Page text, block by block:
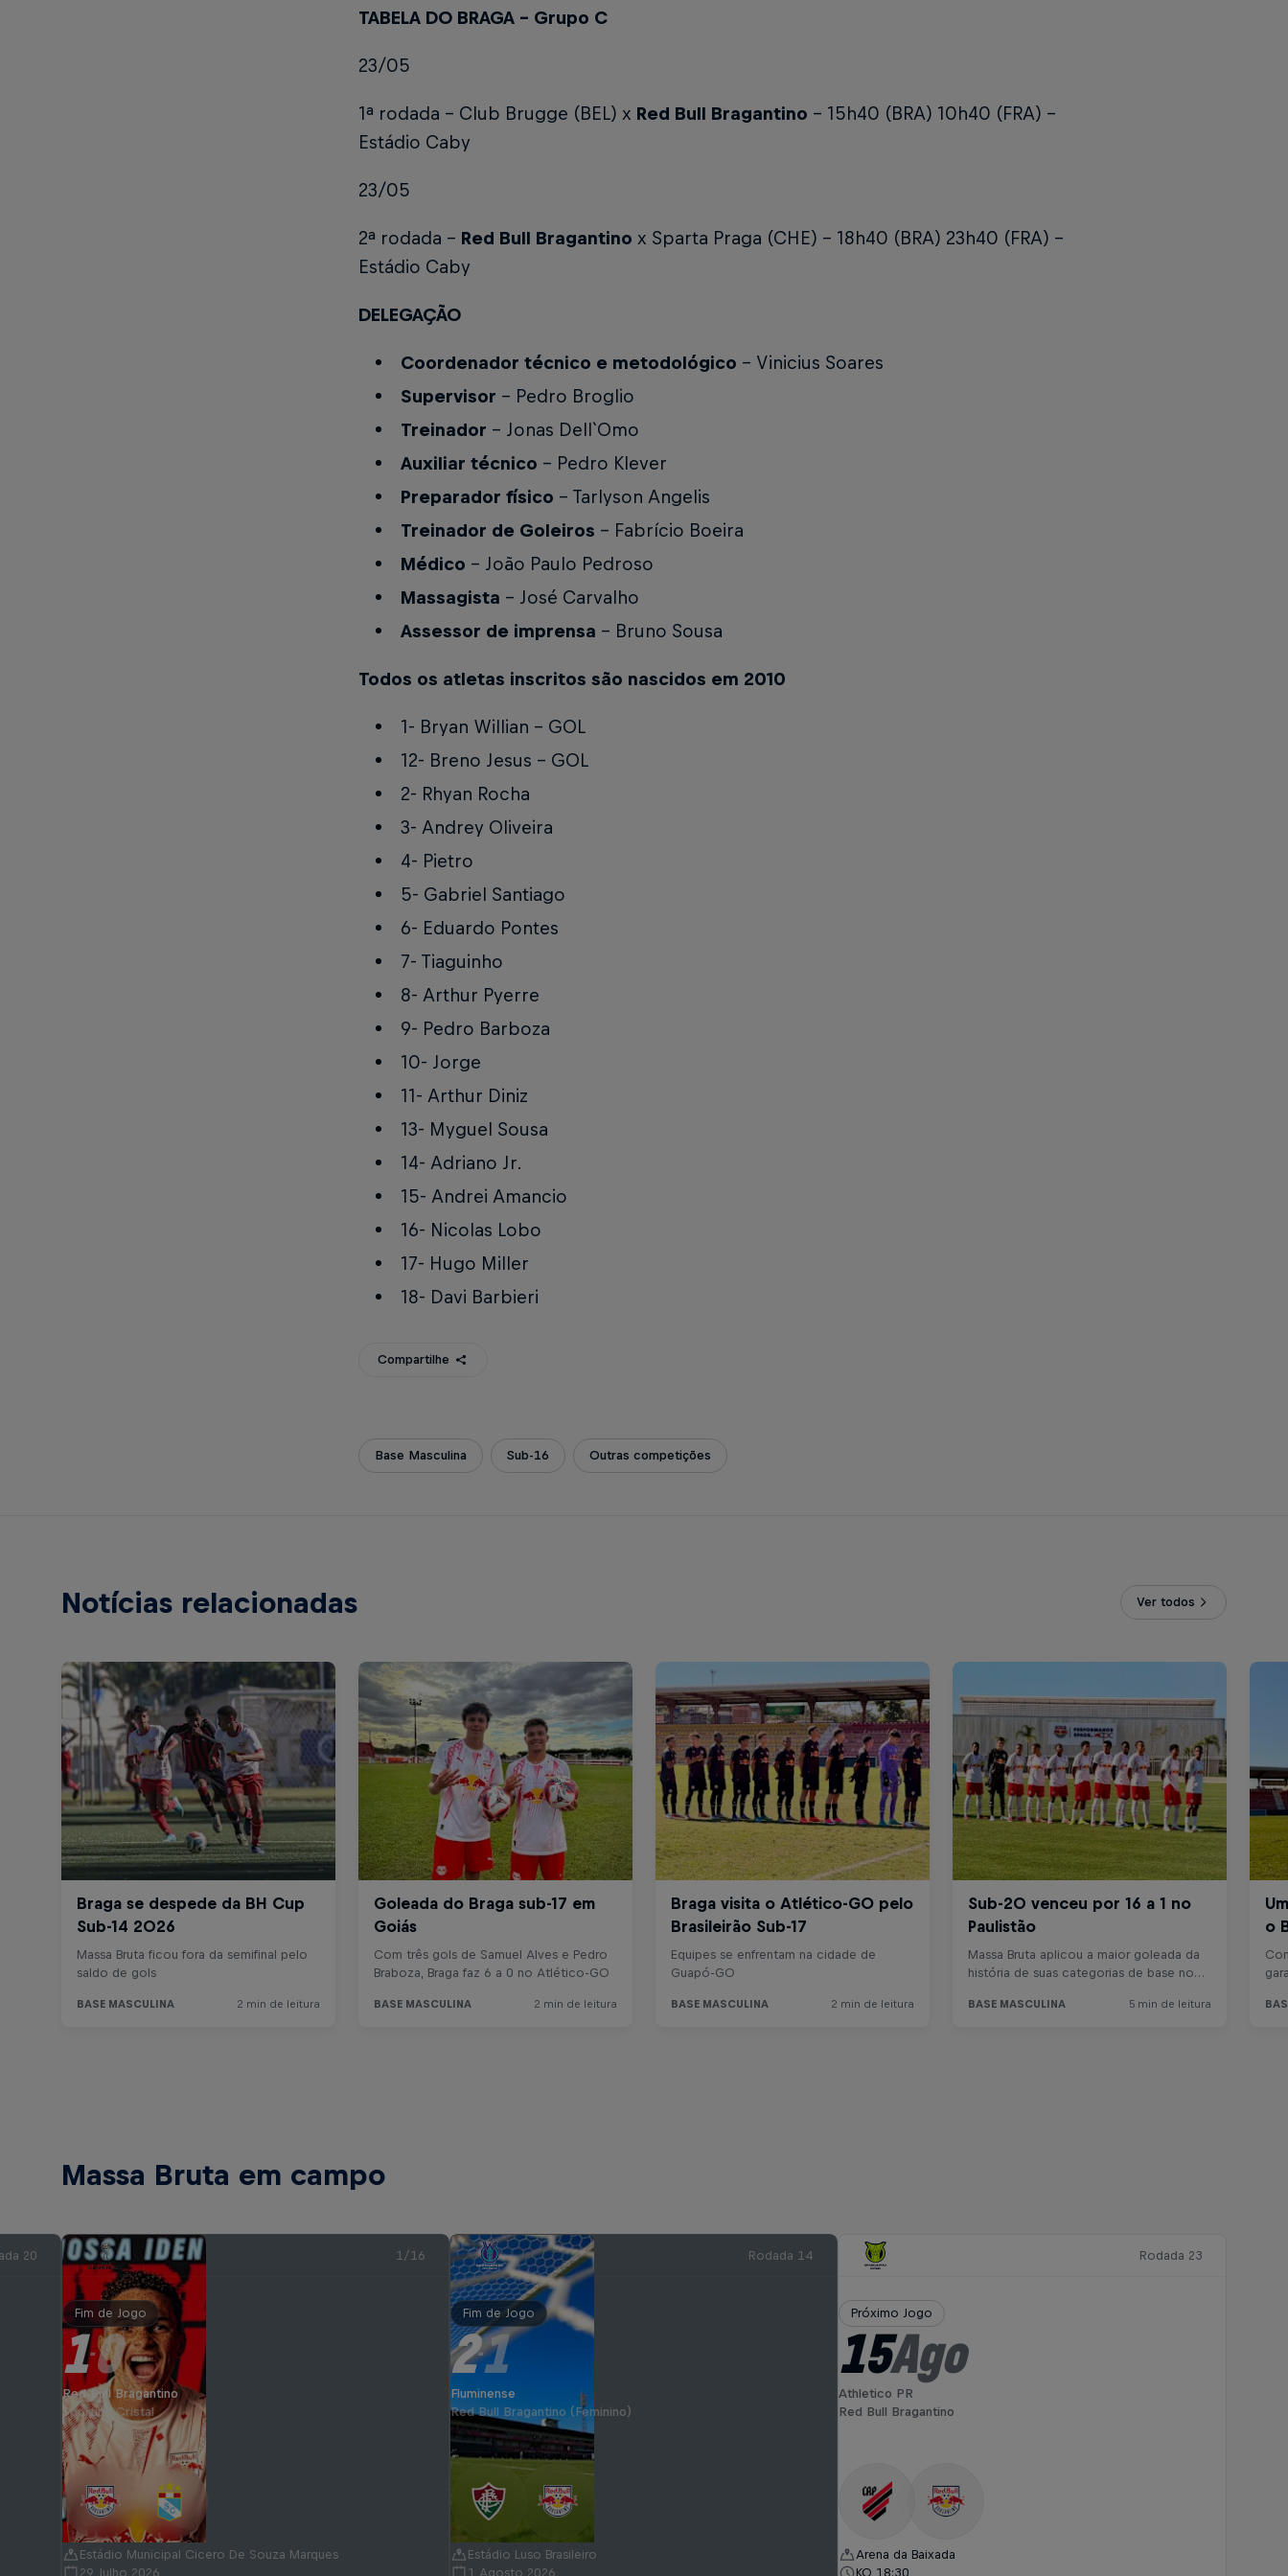
TABELA DO BRAGA – Grupo C
23/05
1ª rodada – Club Brugge (BEL) x Red Bull Bragantino – 15h40 (BRA) 10h40 (FRA) –
Estádio Caby
23/05
2ª rodada – Red Bull Bragantino x Sparta Praga (CHE) – 18h40 (BRA) 23h40 (FRA) –
Estádio Caby
DELEGAÇÃO
Coordenador técnico e metodológico – Vinicius Soares
Supervisor – Pedro Broglio
Treinador – Jonas Dell`Omo
Auxiliar técnico – Pedro Klever
Preparador físico – Tarlyson Angelis
Treinador de Goleiros – Fabrício Boeira
Médico – João Paulo Pedroso
Massagista – José Carvalho
Assessor de imprensa – Bruno Sousa
Todos os atletas inscritos são nascidos em 2010
1- Bryan Willian - GOL
12- Breno Jesus – GOL
2- Rhyan Rocha
3- Andrey Oliveira
4- Pietro
5- Gabriel Santiago
6- Eduardo Pontes
7- Tiaguinho
8- Arthur Pyerre
9- Pedro Barboza
10- Jorge
11- Arthur Diniz
13- Myguel Sousa
14- Adriano Jr.
15- Andrei Amancio
16- Nicolas Lobo
17- Hugo Miller
18- Davi Barbieri
Compartilhe
Base Masculina Sub-16 Outras competições
Notícias relacionadas Ver todos
Massa Bruta em campo
20 1/16
Fim de Jogo
1-0
Red Bull Bragantino
Sporting Cristal
Estádio Municipal Cicero De Souza Marques
29 Julho 2026
Rodada 14
Fim de Jogo
2-1
Fluminense
Red Bull Bragantino (Feminino)
Estádio Luso Brasileiro
1 Agosto 2026
Rodada 23
Próximo Jogo
15Ago
Athletico PR
Red Bull Bragantino
Arena da Baixada
KO 18:30